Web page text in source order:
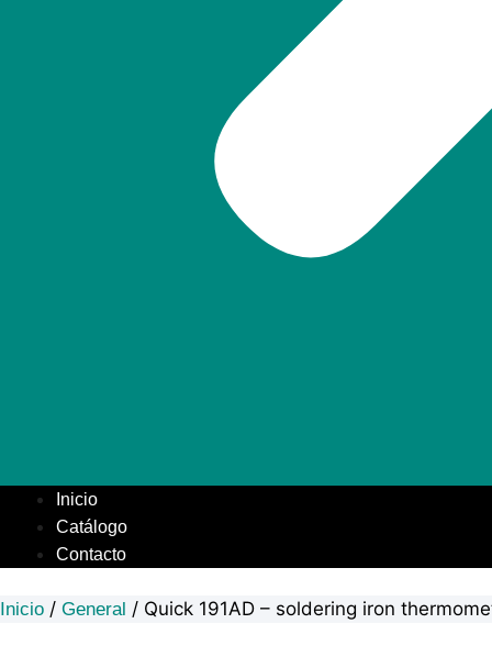
Inicio
Catálogo
Contacto
Inicio / General / Quick 191AD – soldering iron